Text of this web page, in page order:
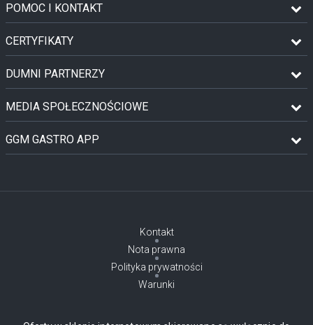
POMOC I KONTAKT
CERTYFIKATY
DUMNI PARTNERZY
MEDIA SPOŁECZNOŚCIOWE
GGM GASTRO APP
Kontakt
Nota prawna
Polityka prywatności
Warunki